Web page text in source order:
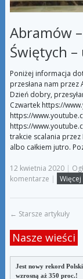
Abramów
Świętych
Poniżej informacja
przesłana nam
Dzień dobry,
Czwartek https://
https://
https://
trakcie scalania
albo całkiem jutro.
12 kwietnia 2020|
komentarze | Więcej
← Starsze artykuły
Nasze wieści
Jest nowy rekord
wzrosną aż 350 proc.!